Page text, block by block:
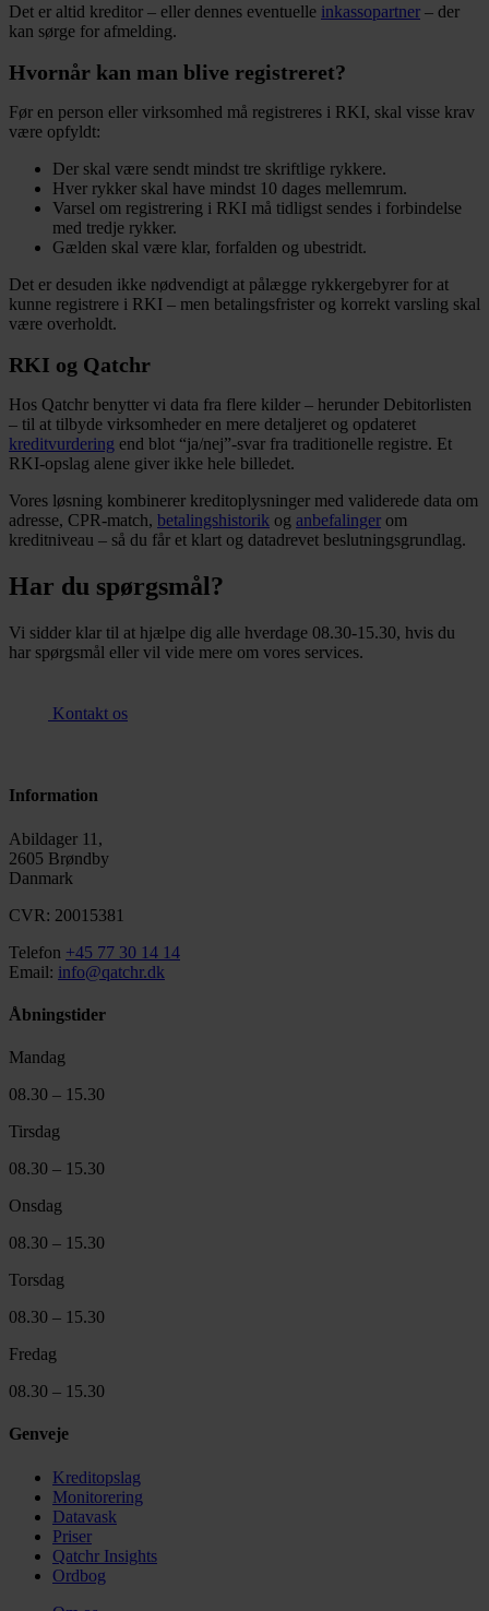
Det er altid kreditor – eller dennes eventuelle inkassopartner – der
kan sørge for afmelding.
Hvornår kan man blive registreret?
Før en person eller virksomhed må registreres i RKI, skal visse krav
være opfyldt:
Der skal være sendt mindst tre skriftlige rykkere.
Hver rykker skal have mindst 10 dages mellemrum.
Varsel om registrering i RKI må tidligst sendes i forbindelse
med tredje rykker.
Gælden skal være klar, forfalden og ubestridt.
Det er desuden ikke nødvendigt at pålægge rykkergebyrer for at
kunne registrere i RKI – men betalingsfrister og korrekt varsling skal
være overholdt.
RKI og Qatchr
Hos Qatchr benytter vi data fra flere kilder – herunder Debitorlisten
– til at tilbyde virksomheder en mere detaljeret og opdateret
kreditvurdering end blot “ja/nej”-svar fra traditionelle registre. Et
RKI-opslag alene giver ikke hele billedet.
Vores løsning kombinerer kreditoplysninger med validerede data om
adresse, CPR-match, betalingshistorik og anbefalinger om
kreditniveau – så du får et klart og datadrevet beslutningsgrundlag.
Har du spørgsmål?
Vi sidder klar til at hjælpe dig alle hverdage 08.30-15.30, hvis du
har spørgsmål eller vil vide mere om vores services.
Kontakt os
Information
Abildager 11,
2605 Brøndby
Danmark
CVR: 20015381
Telefon +45 77 30 14 14
Email: info@qatchr.dk
Åbningstider
Mandag
08.30 – 15.30
Tirsdag
08.30 – 15.30
Onsdag
08.30 – 15.30
Torsdag
08.30 – 15.30
Fredag
08.30 – 15.30
Genveje
Kreditopslag
Monitorering
Datavask
Priser
Qatchr Insights
Ordbog